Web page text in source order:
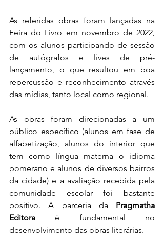
As referidas obras foram lançadas na
Feira do Livro em novembro de 2022,
com os alunos participando de sessão
de autógrafos e lives de pré-
lançamento, o que resultou em boa
repercussão e reconhecimento através
das mídias, tanto local como regional.
As obras foram direcionadas a um
público específico (alunos em fase de
alfabetização, alunos do interior que
tem como língua materna o idioma
pomerano e alunos de diversos bairros
da cidade) e a avaliação recebida pela
comunidade escolar foi bastante
positivo. A parceria da Pragmatha
Editora é fundamental no
desenvolvimento das obras literárias.